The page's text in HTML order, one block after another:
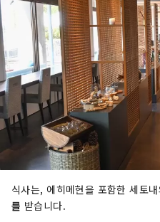
식사는, 에히메현을 포함한 세토
를 받습니다.